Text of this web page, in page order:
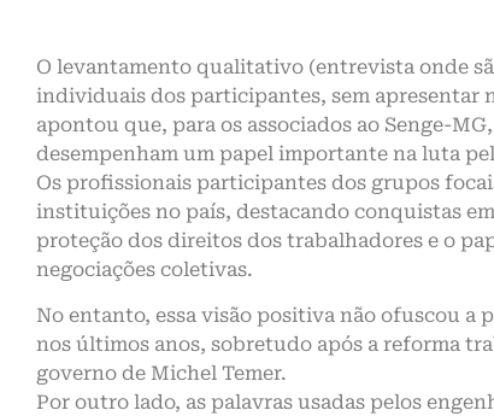
O levantamento qualitativo (entrevista onde
individuais dos participantes, sem apresentar
apontou que, para os associados ao Senge-
desempenham um papel importante na luta
Os profissionais participantes dos grupos
instituições no país, destacando conquistas
proteção dos direitos dos trabalhadores e o
negociações coletivas.
No entanto, essa visão positiva não ofuscou a
nos últimos anos, sobretudo após a reforma
governo de Michel Temer.
Por outro lado, as palavras usadas pelos